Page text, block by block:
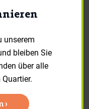
bieten
unserem
bleiben Sie
über alle
›